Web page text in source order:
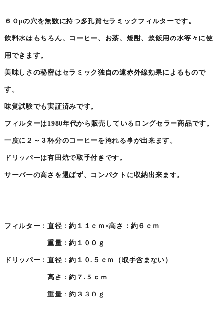
６０μの穴を無数に持つ多孔質セラミックフィルターです。
飲料水はもちろん、コーヒー、お茶、焼酎、炊飯用の水等々に使
用できます。
美味しさの秘密はセラミック独自の遠赤外線効果によるもので
す。
味覚試験でも実証済みです。
フィルターは1980年代から販売しているロングセラー商品です。
一度に２～３杯分のコーヒーを淹れる事が出来ます。
ドリッパーは有田焼で取手付きです。
サーバーの高さを選ばず、コンパクトに収納出来ます。
フィルター：直径：約１１ｃｍ×高さ：約６ｃｍ
重量：約１００ｇ
ドリッパー：直径：約１０.５ｃｍ（取手含まない）
高さ：約７.５ｃｍ
重量：約３３０ｇ